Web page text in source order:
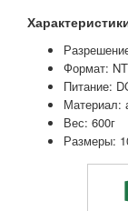
Разре
Формат:
Питание:
Материал:
Вес: 600г
Размеры: